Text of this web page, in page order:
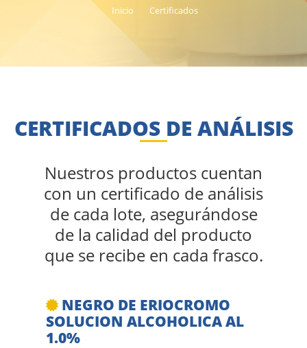
Inicio Certificados
CERTIFICADOS DE ANÁLISIS
Nuestros productos cuentan
con un certificado de análisis
de cada lote, asegurándose
de la calidad del producto
que se recibe en cada frasco.
NEGRO DE ERIOCROMO
SOLUCION ALCOHOLICA AL
1.0%